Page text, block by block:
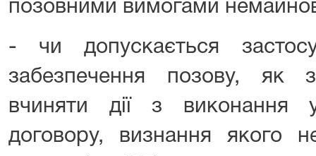
позовними вимогами
- чи допускається
забезпечення позову, як
вчиняти дії з виконання
договору, визнання якого